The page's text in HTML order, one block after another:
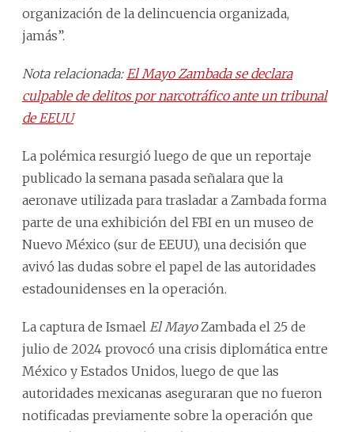
organización de la delincuencia organizada,
jamás”.
Nota relacionada: El Mayo Zambada se declara
culpable de delitos por narcotráfico ante un tribunal
de EEUU
La polémica resurgió luego de que un reportaje
publicado la semana pasada señalara que la
aeronave utilizada para trasladar a Zambada forma
parte de una exhibición del FBI en un museo de
Nuevo México (sur de EEUU), una decisión que
avivó las dudas sobre el papel de las autoridades
estadounidenses en la operación.
La captura de Ismael El MayoZambada el 25 de
julio de 2024 provocó una crisis diplomática entre
México y Estados Unidos, luego de que las
autoridades mexicanas aseguraran que no fueron
notificadas previamente sobre la operación que